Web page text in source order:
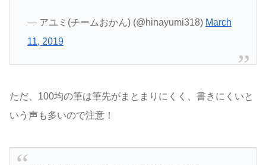
— アユミ(チームおかん) (@hinayumi318) March
11, 2019
ただ、100均の筆は筆先がまとまりにくく、書きにくいと
いう声も多いので注意！